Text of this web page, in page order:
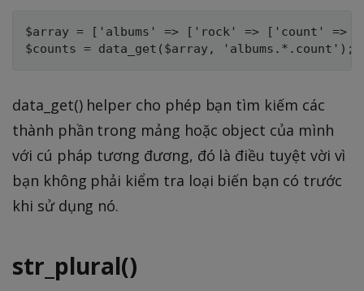
$array = ['albums' => ['rock' => ['count' =>
data_get() helper cho phép bạn tìm kiếm các
thành phần trong mảng hoặc object của mình
với cú pháp tương đương, đó là điều tuyệt vời vì
bạn không phải kiểm tra loại biến bạn có trước
khi sử dụng nó.
str_plural()